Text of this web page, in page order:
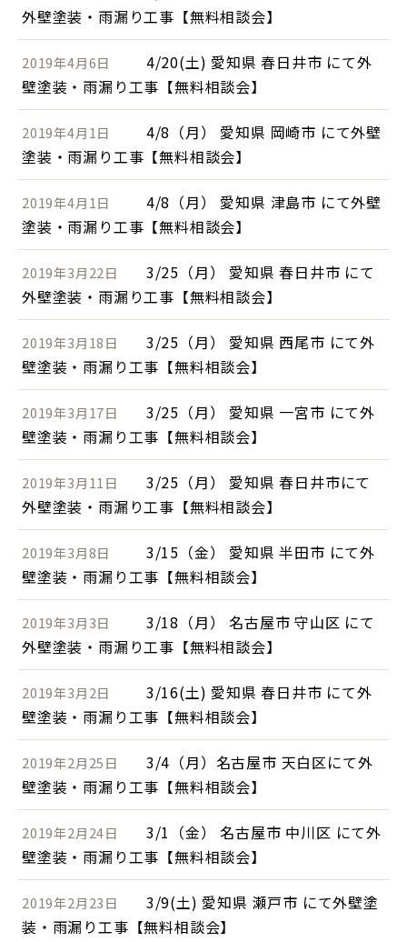
外壁塗装・雨漏り工事【無料相談会】
2019年4月6日
4/20(土) 愛知県 春日井市 にて外
壁塗装・雨漏り工事【無料相談会】
2019年4月1日
4/8（月） 愛知県 岡崎市 にて外壁
塗装・雨漏り工事【無料相談会】
2019年4月1日
4/8（月） 愛知県 津島市 にて外壁
塗装・雨漏り工事【無料相談会】
2019年3月22日
3/25（月） 愛知県 春日井市 にて
外壁塗装・雨漏り工事【無料相談会】
2019年3月18日
3/25（月） 愛知県 西尾市 にて外
壁塗装・雨漏り工事【無料相談会】
2019年3月17日
3/25（月） 愛知県 一宮市 にて外
壁塗装・雨漏り工事【無料相談会】
2019年3月11日
3/25（月） 愛知県 春日井市にて
外壁塗装・雨漏り工事【無料相談会】
2019年3月8日
3/15（金） 愛知県 半田市 にて外
壁塗装・雨漏り工事【無料相談会】
2019年3月3日
3/18（月） 名古屋市 守山区 にて
外壁塗装・雨漏り工事【無料相談会】
2019年3月2日
3/16(土) 愛知県 春日井市 にて外
壁塗装・雨漏り工事【無料相談会】
2019年2月25日
3/4（月）名古屋市 天白区にて外
壁塗装・雨漏り工事【無料相談会】
2019年2月24日
3/1（金） 名古屋市 中川区 にて外
壁塗装・雨漏り工事【無料相談会】
2019年2月23日
3/9(土) 愛知県 瀬戸市 にて外壁塗
装・雨漏り工事【無料相談会】